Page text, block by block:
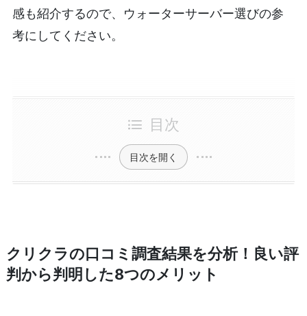
感も紹介するので、ウォーターサーバー選びの参
考にしてください。
目次
目次を開く
クリクラの口コミ調査結果を分析！良い評
判から判明した8つのメリット